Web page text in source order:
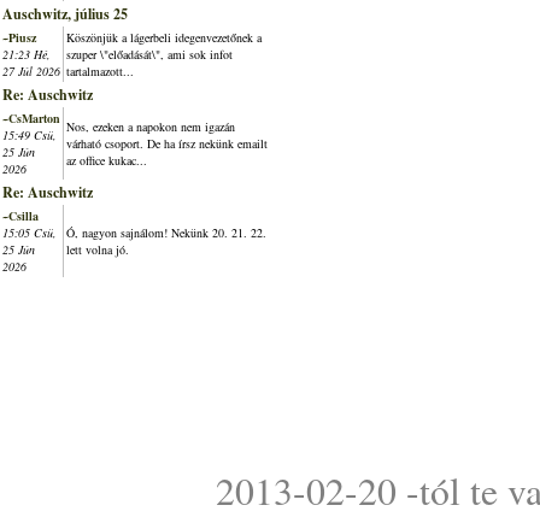
Auschwitz, július 25
~Piusz
21:23 Hé,
27 Júl 2026
Köszönjük a lágerbeli idegenvezetőnek a
szuper \"előadását\", ami sok infot
tartalmazott...
Re: Auschwitz
~CsMarton
15:49 Csü,
25 Jún
2026
Nos, ezeken a napokon nem igazán
várható csoport. De ha írsz nekünk emailt
az office kukac...
Re: Auschwitz
~Csilla
15:05 Csü,
25 Jún
2026
Ó, nagyon sajnálom! Nekünk 20. 21. 22.
lett volna jó.
2013-02-20 -tól te